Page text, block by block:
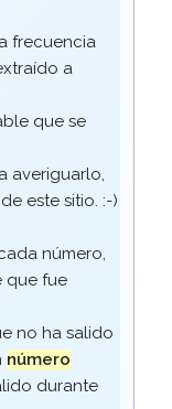
frecuencia
a
que se
averiguarlo,
este sitio. :-)
número,
que fue
no ha salido
número
durante